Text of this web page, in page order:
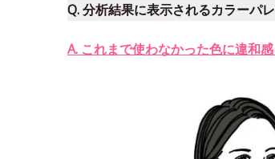
Q. 分析結果に表示されるカラーパ
A. これまで使わなかった色に違和